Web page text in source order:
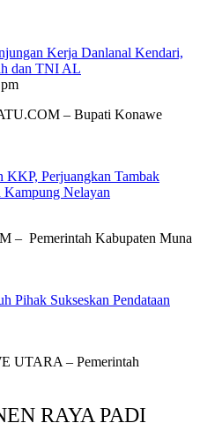
Kerja Danlanal Kendari,
dan TNI AL
– Bupati Konawe
KKP, Perjuangkan Tambak
Kampung Nelayan
Pemerintah Kabupaten Muna
Pihak Sukseskan Pendataan
UTARA – Pemerintah
RAYA PADI